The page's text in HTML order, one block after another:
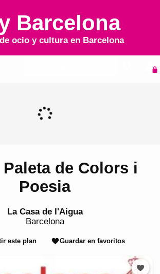
Barcelona
ocio y cultura en Barcelona
de Colors i
Poesia
La Casa de l'Aigua
Barcelona
este plan Guardar en favoritos